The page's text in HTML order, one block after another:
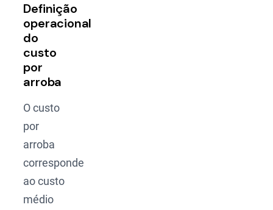
Definição
operacional
do
custo
por
arroba
O custo
por
arroba
corresponde
ao custo
médio